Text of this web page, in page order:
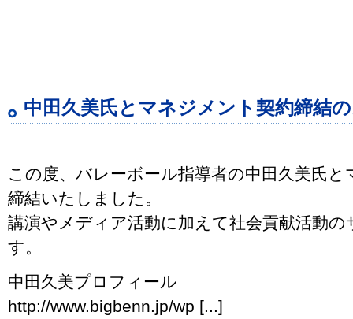
中田久美氏とマネジメント契約締結
この度、バレーボール指導者の中田久美氏
締結いたしました。
講演やメディア活動に加えて社会貢献活動
す。
中田久美プロフィール
http://www.bigbenn.jp/wp [...]